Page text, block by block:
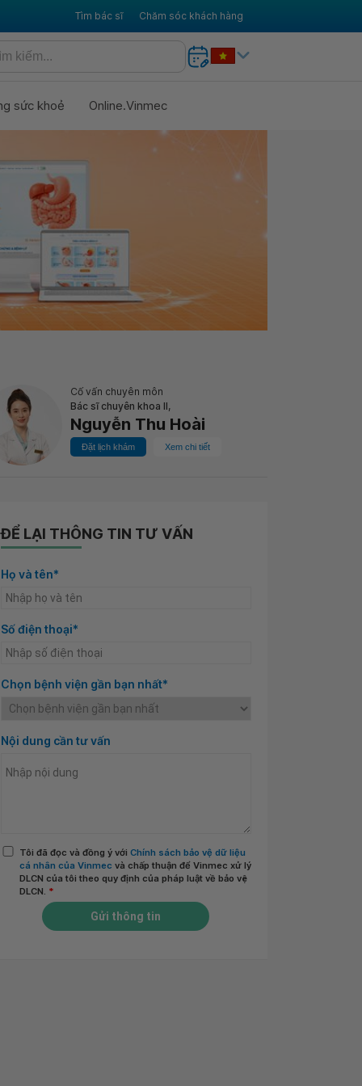
Tìm bác sĩ Chăm sóc khách hàng
sức khoẻ Online.Vinmec
Cố vấn chuyên môn
Bác sĩ chuyên khoa II,
Nguyễn Thu Hoài
Đặt lịch khám Xem chi tiết
ĐỂ LẠI THÔNG TIN TƯ VẤN
Họ và tên*
Số điện thoại*
Chọn bệnh viện gần bạn nhất*
Nội dung cần tư vấn
Tôi đã đọc và đồng ý với Chính sách bảo vệ dữ liệu
cá nhân của Vinmec và chấp thuận để Vinmec xử lý
DLCN của tôi theo quy định của pháp luật về bảo vệ
DLCN. *
Gửi thông tin